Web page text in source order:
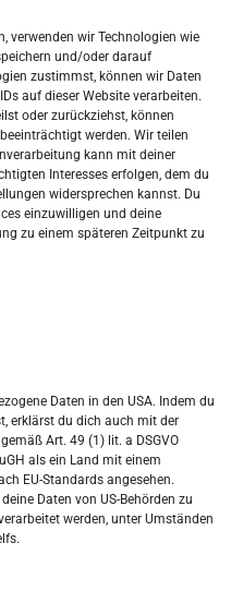
verwenden wir Technologien wie
und/oder darauf
zustimmst, können wir Daten
auf dieser Website verarbeiten.
oder zurückziehst, können
werden. Wir teilen
kann mit deiner
Interesses erfolgen, dem du
widersprechen kannst. Du
einzuwilligen und deine
zu einem späteren Zeitpunkt zu
Daten in den USA. Indem du
erklärst du dich auch mit der
Art. 49 (1) lit. a DSGVO
als ein Land mit einem
EU-Standards angesehen.
Daten von US-Behörden zu
werden, unter Umständen
Njemačka?
F S
1 2
8 9 10